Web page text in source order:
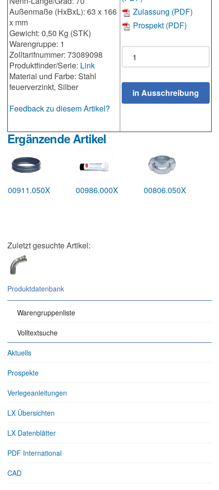
Außenmaße (HxBxL): 63 x 166
x mm
Gewicht: 0,50 Kg (STK)
Warengruppe: 1
Zolltarifnummer: 73089098
Produktfinder/Serie: Link
Material und Farbe: Stahl
feuerverzinkt, Silber
Feedback zu diesem Artikel?
Zulassung (PDF)
Prospekt (PDF)
Ergänzende Artikel
00911.050X 00986.000X 00806.050X
Zuletzt gesuchte Artikel:
Produktdatenbank
Warengruppenliste
Volltextsuche
Aktuells
Prospekte
Verlegeanleitungen
LX Übersichten
LX Datenblätter
PDF International
CAD